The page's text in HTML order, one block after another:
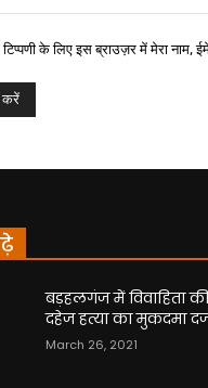
टिप्पणी के लिए इस ब्राउज़र में मेरा
बड़हलगंज में विवाहिता
दहेज हत्या का मुकदमा
March 26, 2021